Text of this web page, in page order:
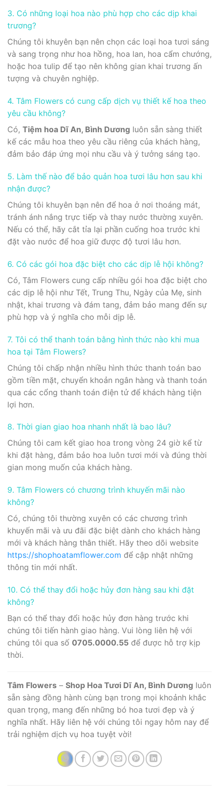
3. Có những loại hoa nào phù hợp cho các dịp khai
trương?
Chúng tôi khuyên bạn nên chọn các loại hoa tươi sáng
và sang trọng như hoa hồng, hoa lan, hoa cẩm chướng,
hoặc hoa tulip để tạo nên không gian khai trương ấn
tượng và chuyên nghiệp.
4. Tâm Flowers có cung cấp dịch vụ thiết kế hoa theo
yêu cầu không?
Có, Tiệm hoa Dĩ An, Bình Dương luôn sẵn sàng thiết
kế các mẫu hoa theo yêu cầu riêng của khách hàng,
đảm bảo đáp ứng mọi nhu cầu và ý tưởng sáng tạo.
5. Làm thế nào để bảo quản hoa tươi lâu hơn sau khi
nhận được?
Chúng tôi khuyên bạn nên để hoa ở nơi thoáng mát,
tránh ánh nắng trực tiếp và thay nước thường xuyên.
Nếu có thể, hãy cắt tỉa lại phần cuống hoa trước khi
đặt vào nước để hoa giữ được độ tươi lâu hơn.
6. Có các gói hoa đặc biệt cho các dịp lễ hội không?
Có, Tâm Flowers cung cấp nhiều gói hoa đặc biệt cho
các dịp lễ hội như Tết, Trung Thu, Ngày của Mẹ, sinh
nhật, khai trương và đám tang, đảm bảo mang đến sự
phù hợp và ý nghĩa cho mỗi dịp lễ.
7. Tôi có thể thanh toán bằng hình thức nào khi mua
hoa tại Tâm Flowers?
Chúng tôi chấp nhận nhiều hình thức thanh toán bao
gồm tiền mặt, chuyển khoản ngân hàng và thanh toán
qua các cổng thanh toán điện tử để khách hàng tiện
lợi hơn.
8. Thời gian giao hoa nhanh nhất là bao lâu?
Chúng tôi cam kết giao hoa trong vòng 24 giờ kể từ
khi đặt hàng, đảm bảo hoa luôn tươi mới và đúng thời
gian mong muốn của khách hàng.
9. Tâm Flowers có chương trình khuyến mãi nào
không?
Có, chúng tôi thường xuyên có các chương trình
khuyến mãi và ưu đãi đặc biệt dành cho khách hàng
mới và khách hàng thân thiết. Hãy theo dõi website
https://shophoatamflower.com để cập nhật những
thông tin mới nhất.
10. Có thể thay đổi hoặc hủy đơn hàng sau khi đặt
không?
Bạn có thể thay đổi hoặc hủy đơn hàng trước khi
chúng tôi tiến hành giao hàng. Vui lòng liên hệ với
chúng tôi qua số 0705.0000.55 để được hỗ trợ kịp
thời.
Tâm Flowers – Shop Hoa Tươi Dĩ An, Bình Dương luôn
sẵn sàng đồng hành cùng bạn trong mọi khoảnh khắc
quan trọng, mang đến những bó hoa tươi đẹp và ý
nghĩa nhất. Hãy liên hệ với chúng tôi ngay hôm nay để
trải nghiệm dịch vụ hoa tuyệt vời!